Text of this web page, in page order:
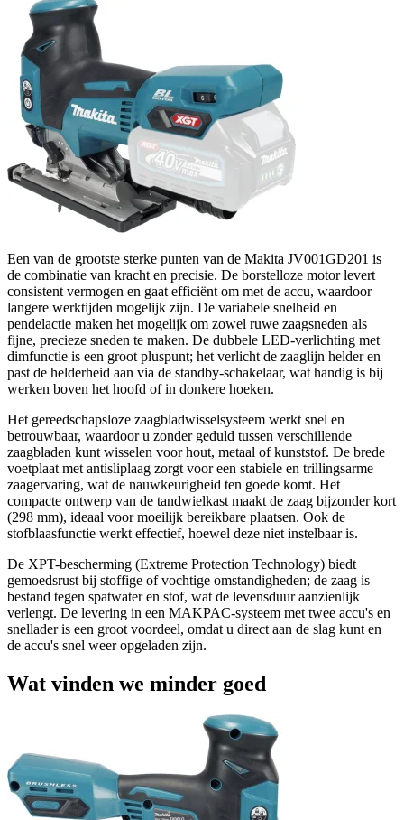
Een van de grootste sterke punten van de Makita JV001GD201 is
de combinatie van kracht en precisie. De borstelloze motor levert
consistent vermogen en gaat efficiënt om met de accu, waardoor
langere werktijden mogelijk zijn. De variabele snelheid en
pendelactie maken het mogelijk om zowel ruwe zaagsneden als
fijne, precieze sneden te maken. De dubbele LED-verlichting met
dimfunctie is een groot pluspunt; het verlicht de zaaglijn helder en
past de helderheid aan via de standby-schakelaar, wat handig is bij
werken boven het hoofd of in donkere hoeken.
Het gereedschapsloze zaagbladwisselsysteem werkt snel en
betrouwbaar, waardoor u zonder geduld tussen verschillende
zaagbladen kunt wisselen voor hout, metaal of kunststof. De brede
voetplaat met antisliplaag zorgt voor een stabiele en trillingsarme
zaagervaring, wat de nauwkeurigheid ten goede komt. Het
compacte ontwerp van de tandwielkast maakt de zaag bijzonder kort
(298 mm), ideaal voor moeilijk bereikbare plaatsen. Ook de
stofblaasfunctie werkt effectief, hoewel deze niet instelbaar is.
De XPT-bescherming (Extreme Protection Technology) biedt
gemoedsrust bij stoffige of vochtige omstandigheden; de zaag is
bestand tegen spatwater en stof, wat de levensduur aanzienlijk
verlengt. De levering in een MAKPAC-systeem met twee accu's en
snellader is een groot voordeel, omdat u direct aan de slag kunt en
de accu's snel weer opgeladen zijn.
Wat vinden we minder goed